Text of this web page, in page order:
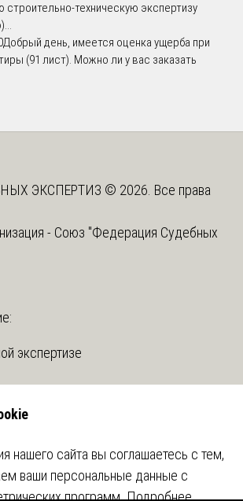
строительно-техническую экспертизу
Добрый день, имеется оценка ущерба при
(91 лист). Можно ли у вас заказать
ЭКСПЕРТИЗ © 2026. Все права
- Союз "Федерация Судебных
нашего сайта вы соглашаетесь с тем,
ваши персональные данные с
программ.Подробнее